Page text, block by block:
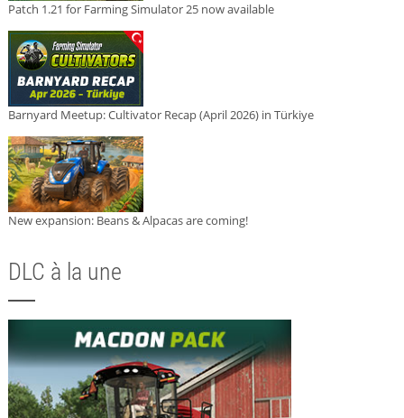
Patch 1.21 for Farming Simulator 25 now available
Barnyard Meetup: Cultivator Recap (April 2026) in Türkiye
New expansion: Beans & Alpacas are coming!
DLC à la une